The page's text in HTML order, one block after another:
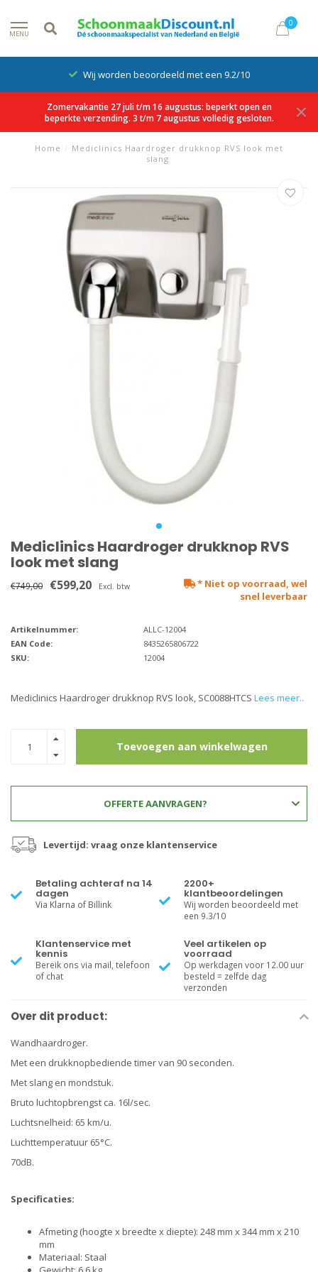
MENU
0
Wij worden beoordeeld met een 9.2/10
Zomervakantie 27 juli t/m 16 augustus: beperkt open en
beperkte verzending. 3 t/m 7 augustus volledig gesloten.
Home / Mediclinics Haardroger drukknop RVS look met
slang
Mediclinics Haardroger drukknop RVS
look met slang
€749,00 €599,20 Excl. btw
* Niet op voorraad, wel
snel leverbaar
Artikelnummer:
ALLC-12004
EAN Code:
8435265806722
SKU:
12004
Mediclinics Haardroger drukknop RVS look, SC0088HTCS Lees meer..
Toevoegen aan winkelwagen
OFFERTE AANVRAGEN?
Levertijd: vraag onze klantenservice
Betaling achteraf na 14
dagen
Via Klarna of Billink
2200+
klantbeoordelingen
Wij worden beoordeeld met
een 9.3/10
Klantenservice met
kennis
Bereik ons via mail, telefoon
of chat
Veel artikelen op
voorraad
Op werkdagen voor 12.00 uur
besteld = zelfde dag
verzonden
Over dit product:
Wandhaardroger.
Met een drukknopbediende timer van 90 seconden.
Met slang en mondstuk.
Bruto luchtopbrengst ca. 16l/sec.
Luchtsnelheid: 65 km/u.
Luchttemperatuur 65°C.
70dB.
Specificaties:
Afmeting (hoogte x breedte x diepte): 248 mm x 344 mm x 210
mm
Materiaal: Staal